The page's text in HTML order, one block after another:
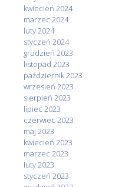
kwiecień 2024
marzec 2024
luty 2024
styczeń 2024
grudzień 2023
listopad 2023
październik 2023
wrzesień 2023
sierpień 2023
lipiec 2023
czerwiec 2023
maj 2023
kwiecień 2023
marzec 2023
luty 2023
styczeń 2023